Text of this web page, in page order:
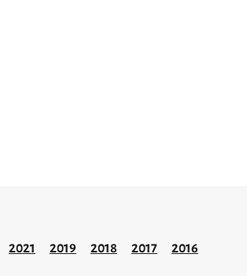
2021 2019 2018 2017 2016